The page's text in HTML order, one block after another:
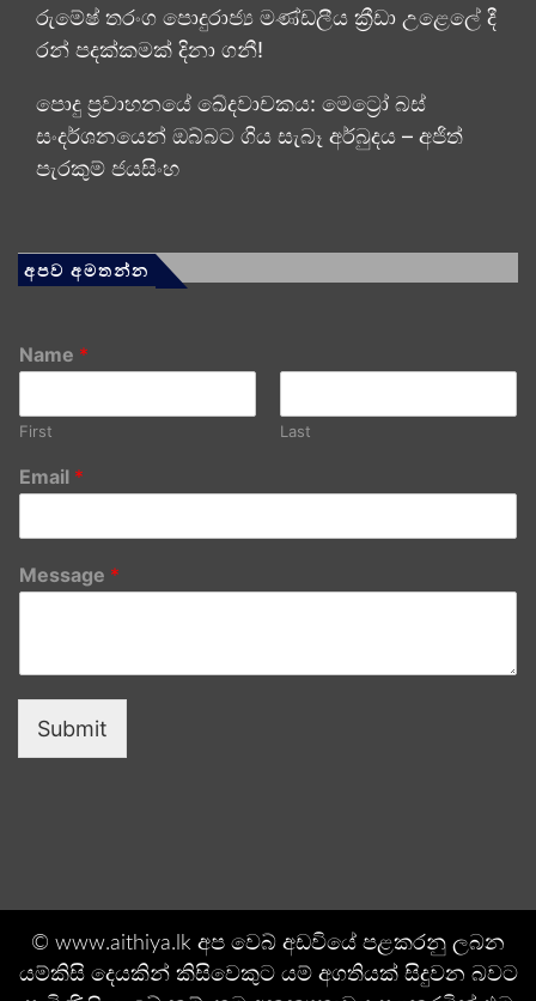
රුමේෂ් තරංග පොදුරාජ්‍ය මණ්ඩලීය ක්‍රීඩා උළෙලේ දී
රන් පදක්කමක් දිනා ගනී!
පොදු ප්‍රවාහනයේ ඛේදවාචකය: මෙට්‍රෝ බස්
සංදර්ශනයෙන් ඔබ්බට ගිය සැබෑ අර්බුදය – අජිත්
පැරකුම් ජයසිංහ
අපව අමතන්න
Name *
First Last
Email *
Message *
Submit
© www.aithiya.lk අප වෙබ් අඩවියේ පළකරනු ලබන
යම්කිසි දෙයකින් කිසිවෙකුට යම් අගතියක් සිදුවන බවට